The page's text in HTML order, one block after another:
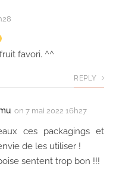
favori. ^^
REPLY
on 7 mai 2022 16h27
ces packagings et
de les utiliser !
sentent trop bon !!!